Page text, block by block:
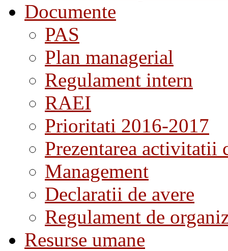
Documente
PAS
Plan managerial
Regulament intern
RAEI
Prioritati 2016-2017
Prezentarea activitatii
Management
Declaratii de avere
Regulament de
Resurse umane